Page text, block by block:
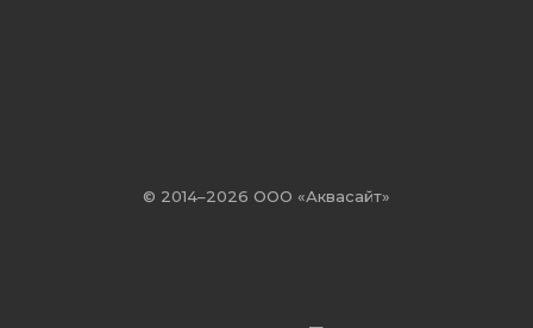
© 2014–2026 ООО «Аквасайт»